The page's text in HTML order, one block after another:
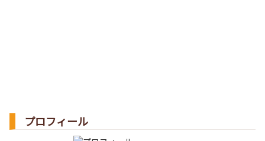
プロフィール